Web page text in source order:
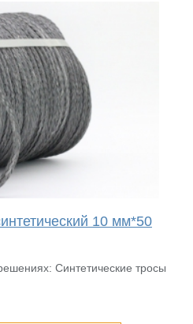
10 мм*50
Синтетические тросы